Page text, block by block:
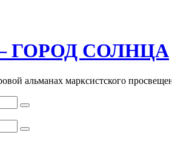
ГОРОД СОЛНЦА
альманах марксистского